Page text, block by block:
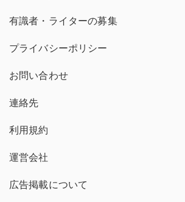
有識者・ライターの募集
プライバシーポリシー
お問い合わせ
連絡先
利用規約
運営会社
広告掲載について